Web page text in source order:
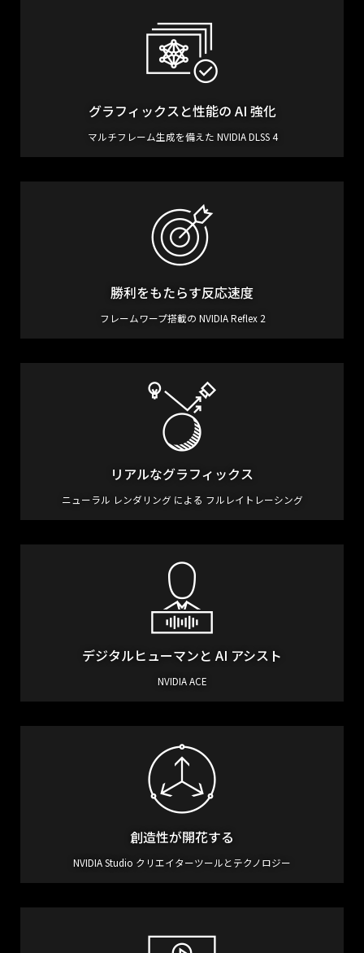
グラフィックスと性能の AI 強化
マルチフレーム生成を備えた NVIDIA DLSS 4
勝利をもたらす反応速度
フレームワープ搭載の NVIDIA Reflex 2
リアルなグラフィックス
ニューラル レンダリング による フルレイトレーシング
デジタルヒューマンと AI アシスト
NVIDIA ACE
創造性が開花する
NVIDIA Studio クリエイターツールとテクノロジー